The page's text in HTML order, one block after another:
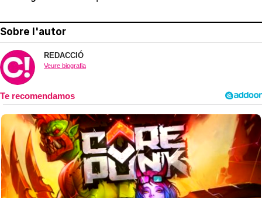
Sobre l'autor
REDACCIÓ
Veure biografia